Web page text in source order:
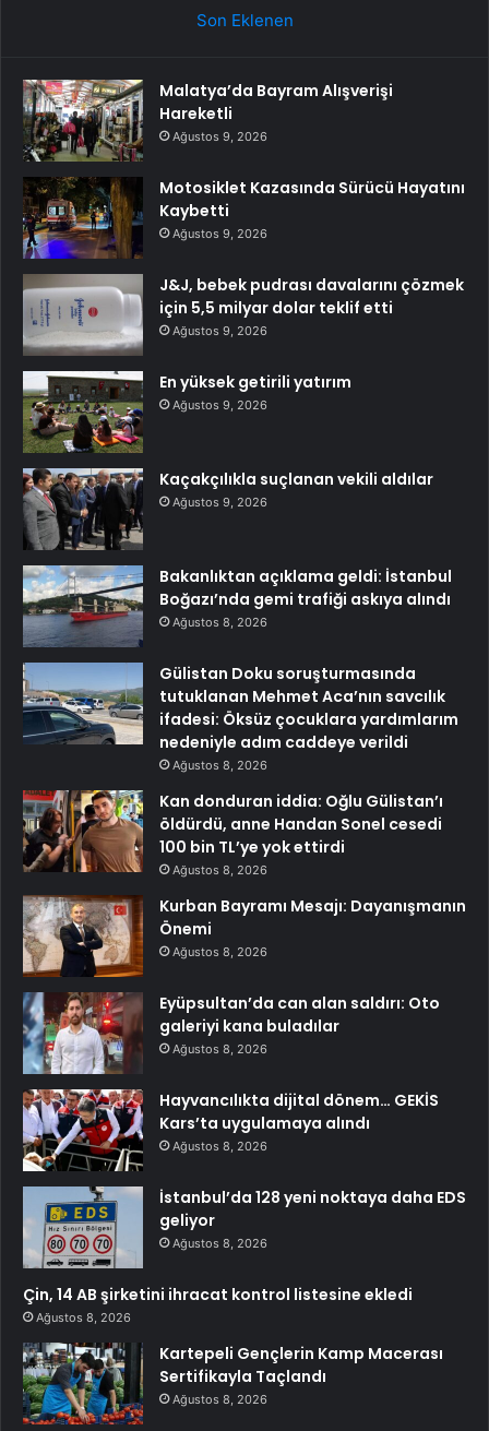
Son Eklenen
Malatya’da Bayram Alışverişi
Hareketli
Ağustos 9, 2026
Motosiklet Kazasında Sürücü Hayatını
Kaybetti
Ağustos 9, 2026
J&J, bebek pudrası davalarını çözmek
için 5,5 milyar dolar teklif etti
Ağustos 9, 2026
En yüksek getirili yatırım
Ağustos 9, 2026
Kaçakçılıkla suçlanan vekili aldılar
Ağustos 9, 2026
Bakanlıktan açıklama geldi: İstanbul
Boğazı’nda gemi trafiği askıya alındı
Ağustos 8, 2026
Gülistan Doku soruşturmasında
tutuklanan Mehmet Aca’nın savcılık
ifadesi: Öksüz çocuklara yardımlarım
nedeniyle adım caddeye verildi
Ağustos 8, 2026
Kan donduran iddia: Oğlu Gülistan’ı
öldürdü, anne Handan Sonel cesedi
100 bin TL’ye yok ettirdi
Ağustos 8, 2026
Kurban Bayramı Mesajı: Dayanışmanın
Önemi
Ağustos 8, 2026
Eyüpsultan’da can alan saldırı: Oto
galeriyi kana buladılar
Ağustos 8, 2026
Hayvancılıkta dijital dönem… GEKİS
Kars’ta uygulamaya alındı
Ağustos 8, 2026
İstanbul’da 128 yeni noktaya daha EDS
geliyor
Ağustos 8, 2026
Çin, 14 AB şirketini ihracat kontrol listesine ekledi
Ağustos 8, 2026
Kartepeli Gençlerin Kamp Macerası
Sertifikayla Taçlandı
Ağustos 8, 2026